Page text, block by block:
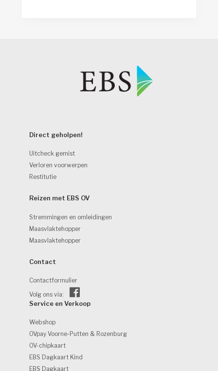
Direct geholpen!
Uitcheck gemist
Verloren voorwerpen
Restitutie
Reizen met EBS OV
Stremmingen en omleidingen
Maasvlaktehopper
Maasvlaktehopper
Contact
Contactformulier
Volg ons via:
Service en Verkoop
Webshop
OVpay Voorne-Putten & Rozenburg
OV-chipkaart
EBS Dagkaart Kind
EBS Dagkaart